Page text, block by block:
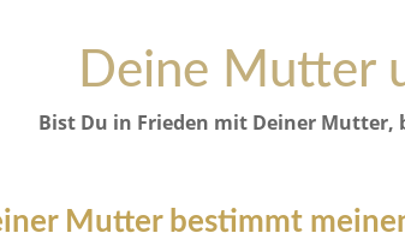
Deine Mutter
Bist Du in Frieden mit Deiner Mutter,
Mutter bestimmt